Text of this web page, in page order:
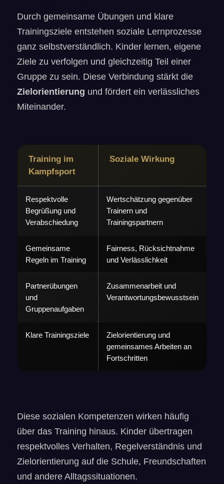
Durch gemeinsame Übungen und klare
Trainingsziele entstehen soziale Lernprozesse
ganz selbstverständlich. Kinder lernen, eigene
Ziele zu verfolgen und gleichzeitig Teil einer
Gruppe zu sein. Diese Verbindung stärkt die
Zielorientierung und fördert ein verlässliches
Miteinander.
Training im
Kampfsport
Soziale Wirkung
Respektvolle
Begrüßung und
Verabschiedung
Wertschätzung gegenüber
Trainern und
Trainingspartnern
Gemeinsame
Regeln im Training
Fairness, Rücksichtnahme
und Verlässlichkeit
Partnerübungen
und
Gruppenaufgaben
Zusammenarbeit und
Verantwortungsbewusstsein
Klare Trainingsziele
Zielorientierung und
gemeinsames Arbeiten an
Fortschritten
Diese sozialen Kompetenzen wirken häufig
über das Training hinaus. Kinder übertragen
respektvolles Verhalten, Regelverständnis und
Zielorientierung auf die Schule, Freundschaften
und andere Alltagssituationen.